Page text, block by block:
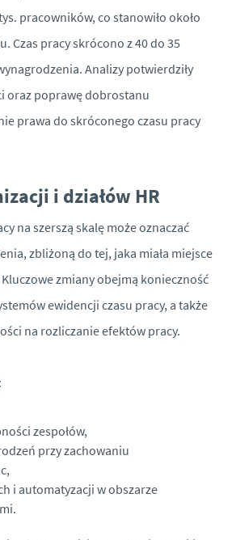
pracowników, co stanowiło około
Czas pracy skrócono z 40 do 35
Analizy potwierdziły
oraz poprawę dobrostanu
prawa do skróconego czasu pracy
i działów HR
na szerszą skalę może oznaczać
zbliżoną do tej, jaka miała miejsce
zmiany obejmą konieczność
ewidencji czasu pracy, a także
na rozliczanie efektów pracy.
zespołów,
przy zachowaniu
i automatyzacji w obszarze